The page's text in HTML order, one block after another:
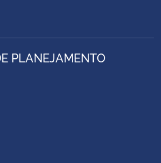
PLANEJAMENTO